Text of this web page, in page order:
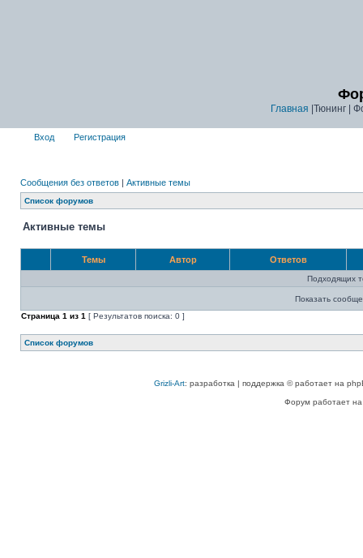
Главная |Тюнинг |
Вход Регистрация
Сообщения без ответов | Активные темы
Список форумов
Активные темы
Темы Автор Ответов
Подходящих
Показать
Страница 1 из 1 [ Результатов поиска: 0 ]
Список форумов
Grizli-Art: разработка | поддержка © работает на
Форум работает